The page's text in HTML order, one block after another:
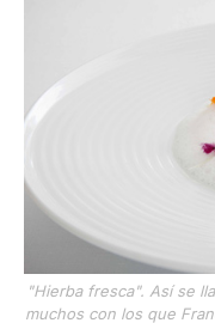
"Hierba fresca". Así se
muchos con los que